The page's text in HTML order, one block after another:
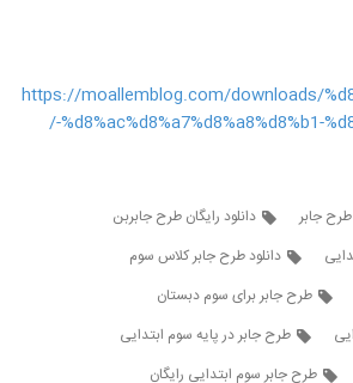
https://moallemblog.com/downloads/
-%d8%ac%d8%a7%d8%a8%d8%b1-
طرح جابر
دانلود رایگان طرح جابربن
دانلود طرح جابر کلاس سوم
طرح جابر برای سوم دبستان
طرح جابر در پایه سوم ابتدایی
طرح جابر سوم ابتدایی رایگان